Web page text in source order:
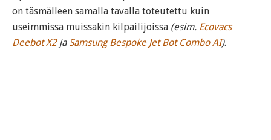
on täsmälleen samalla tavalla toteutettu kuin
useimmissa muissakin kilpailijoissa (esim. Ecovacs
Deebot X2ja Samsung Bespoke Jet Bot Combo AI).